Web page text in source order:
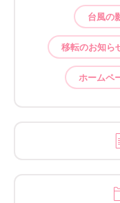
台風の
移転のお知ら
ホームペ